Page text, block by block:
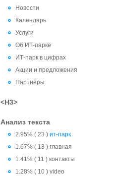
Новости
Календарь
Услуги
Об ИТ-парке
ИТ-парк в цифрах
Акции и предложения
Партнёры
<H3>
Анализ текста
2.95% ( 23 ) ит-парк
1.67% ( 13 ) главная
1.41% ( 11 ) контакты
1.28% ( 10 ) video